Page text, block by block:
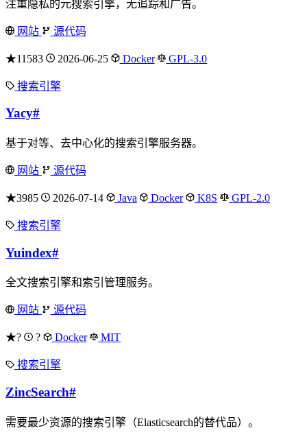
注重隐私的元搜索引擎，无追踪和广告。
网站 源代码
★11583 2026-06-25 Docker GPL-3.0
搜索引擎
Yacy#
基于对等、去中心化的搜索引擎服务器。
网站 源代码
★3985 2026-07-14 Java Docker K8S GPL-2.0
搜索引擎
Yuindex#
全文搜索引擎和索引管理服务。
网站 源代码
★? ? Docker MIT
搜索引擎
ZincSearch#
需要最少资源的搜索引擎（Elasticsearch的替代品）。